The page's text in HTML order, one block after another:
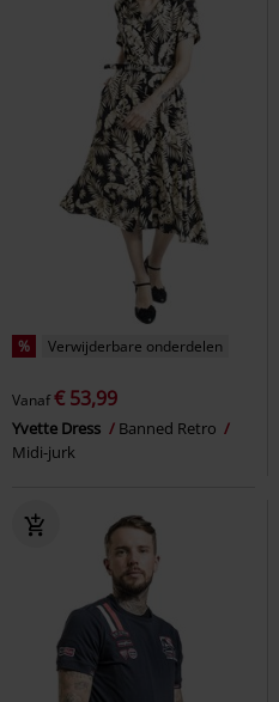
% Verwijderbare onderdelen
Vanaf€ 53,99
Yvette Dress
Banned Retro
Midi-jurk